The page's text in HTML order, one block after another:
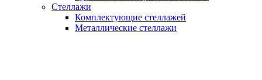
Стеллажи
Комплектующие стеллажей
Металлические стеллажи